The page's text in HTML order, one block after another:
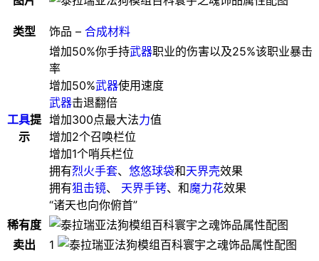
类型 饰品 – 合成材料
工具提
示
增加50%你手持武器职业的伤害以及25%该职业暴击
率
增加50%武器使用速度
武器击退翻倍
增加300点最大法力值
增加2个召唤栏位
增加1个哨兵栏位
拥有烈火手套、 悠悠球袋和天界壳效果
拥有狙击镜、 天界手铐、和魔力花效果
“诸天也向你俯首”
稀有度
卖出
1